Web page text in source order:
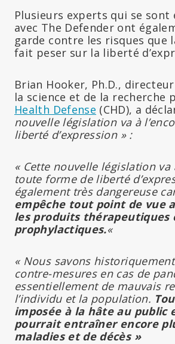
Plusieurs experts qui se sont
avec The Defender ont
garde contre les risques que
fait peser sur la liberté
Brian Hooker, Ph.D.,
la science et de la recherche
Health Defense (CHD), a
nouvelle législation va à
liberté d’expression » :
« Cette nouvelle législation va
toute forme de liberté
également très dangereuse
empêche tout point de vue
les produits thérapeutiques
prophylactiques.«
« Nous savons
contre-mesures en cas de
essentiellement de mauvais
l’individu et la population.
imposée à la hâte au public
pourrait entraîner encore
maladies et de décès »